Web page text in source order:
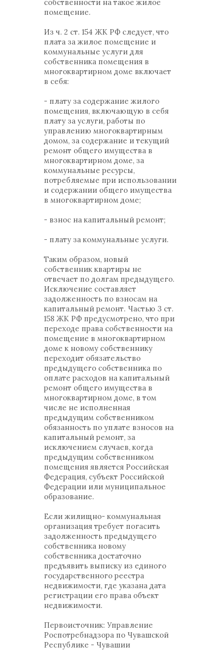
собственности на такое жилое
помещение.
Из ч. 2 ст. 154 ЖК РФ следует, что
плата за жилое помещение и
коммунальные услуги для
собственника помещения в
многоквартирном доме включает
в себя:
- плату за содержание жилого
помещения, включающую в себя
плату за услуги, работы по
управлению многоквартирным
домом, за содержание и текущий
ремонт общего имущества в
многоквартирном доме, за
коммунальные ресурсы,
потребляемые при использовании
и содержании общего имущества
в многоквартирном доме;
- взнос на капитальный ремонт;
- плату за коммунальные услуги.
Таким образом, новый
собственник квартиры не
отвечает по долгам предыдущего.
Исключение составляет
задолженность по взносам на
капитальный ремонт. Частью 3 ст.
158 ЖК РФ предусмотрено, что при
переходе права собственности на
помещение в многоквартирном
доме к новому собственнику
переходит обязательство
предыдущего собственника по
оплате расходов на капитальный
ремонт общего имущества в
многоквартирном доме, в том
числе не исполненная
предыдущим собственником
обязанность по уплате взносов на
капитальный ремонт, за
исключением случаев, когда
предыдущим собственником
помещения является Российская
Федерация, субъект Российской
Федерации или муниципальное
образование.
Если жилищно- коммунальная
организация требует погасить
задолженность предыдущего
собственника новому
собственника достаточно
предъявить выписку из единого
государственного реестра
недвижимости, где указана дата
регистрации его права объект
недвижимости.
Первоисточник: Управление
Роспотребнадзора по Чувашской
Республике - Чувашии